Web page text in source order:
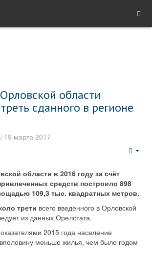
области
сданного в регионе
19 марта 2017
области в 2016 году за счёт
средств построило 898
109,3 тыс. квадратных метров.
трети всего введенного в Орловской
из данных Орелстата.
2015 года население
меньше жилья, чем было годом